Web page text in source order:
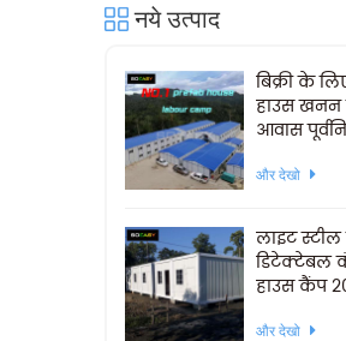
नये उत्पाद
बिक्री के
हाउस खनन
आवास
और देखो
लाइट स्टील
डिटेक्टेबल
हाउस कैंप
और देखो